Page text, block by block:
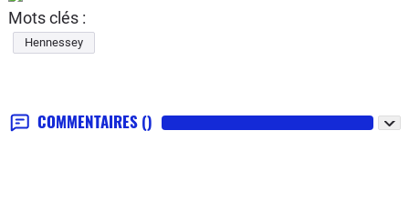
Mots clés :
Hennessey
COMMENTAIRES ()